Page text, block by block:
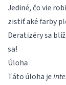
Jediné, čo vie
zistiť aké farby
Deratizéry sa
sa!
Úloha
Táto úloha je